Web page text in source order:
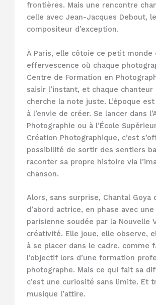
frontières. Mais une rencontre
celle avec Jean-Jacques Debout, le
compositeur d’exception.
À Paris, elle côtoie ce petit monde
effervescence où chaque
Centre de Formation en
saisir l’instant, et chaque
cherche la note juste. L’époque est
à l’envie de créer. Se lancer dans
Photographie ou à l’École
Création Photographique, c’est
possibilité de sortir des sentiers
raconter sa propre histoire via
chanson.
Alors, sans surprise, Chantal Goya
d’abord actrice, en phase avec
parisienne soudée par la Nouvelle
créativité. Elle joue, elle observe,
à se placer dans le cadre, comme
l’objectif lors d’une formation
photographe. Mais ce qui fait sa
c’est une curiosité sans limite. Et
musique l’attire.